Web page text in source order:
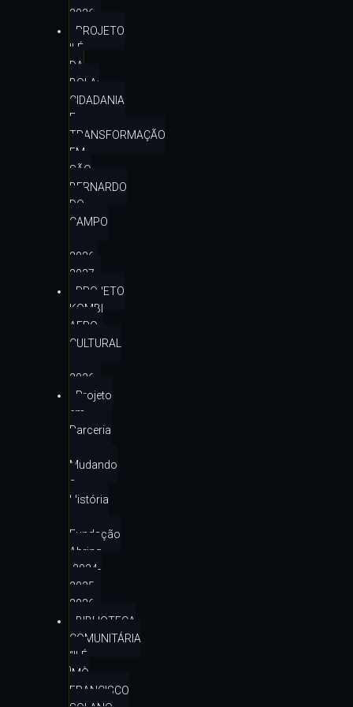
2026
PROJETO
ILÉ
DA
BOLA:
CIDADANIA
E
TRANSFORMAÇÃO
EM
SÃO
BERNARDO
DO
CAMPO
2026-
2027
PROJETO
KOMBI
AFRO
CULTURAL
2026
Projeto
em
Parceria
Mudando
a
História
Fundação
Abrinq
-2024-
2025-
2026
BIBLIOTECA
COMUNITÁRIA
“ILÉ
ÌMÒ
FRANCISCO